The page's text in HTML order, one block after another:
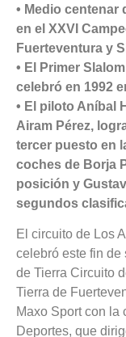
• Medio
en el XXVI
Fuerteventura y
• El Primer
celebró en 1992
• El piloto Aníbal
Airam Pérez,
tercer puesto en
coches de Borja
posición y
segundos
El circuito de Los
celebró este fin
de Tierra Circuito
Tierra de
Maxo Sport con la
Deportes, que